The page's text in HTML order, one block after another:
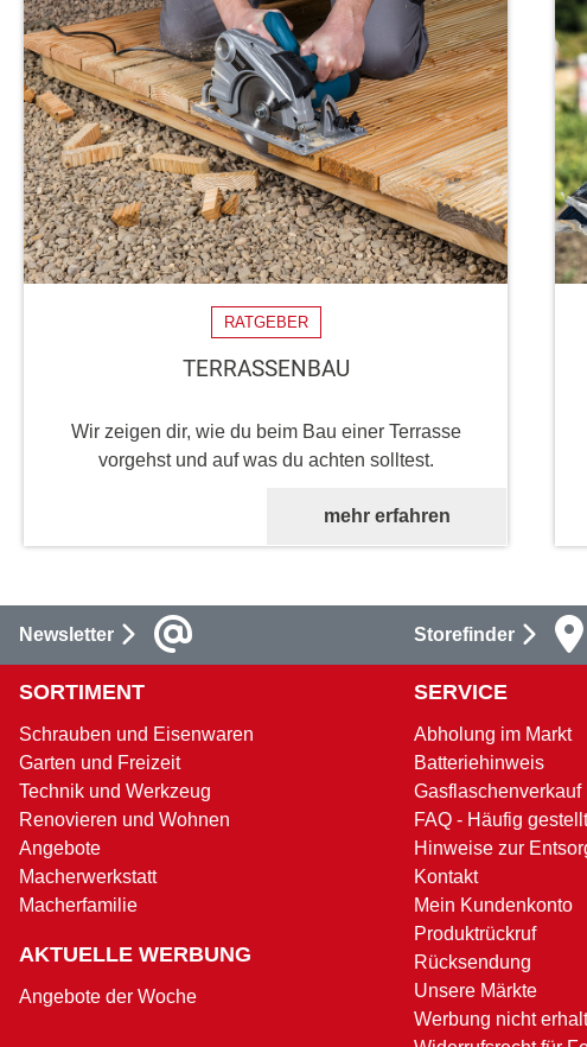
RATGEBER
TERRASSENBAU
Wir zeigen dir, wie du beim Bau einer Terrasse
vorgehst und auf was du achten solltest.
mehr erfahren
Newsletter Storefinder
SORTIMENT
Schrauben und Eisenwaren
Garten und Freizeit
Technik und Werkzeug
Renovieren und Wohnen
Angebote
Macherwerkstatt
Macherfamilie
AKTUELLE WERBUNG
Angebote der Woche
SERVICE
Abholung im Markt
Batteriehinweis
Gasflaschenverkauf
FAQ - Häufig
Hinweise zur
Kontakt
Mein Kundenkonto
Produktrückruf
Rücksendung
Unsere Märkte
Werbung nicht